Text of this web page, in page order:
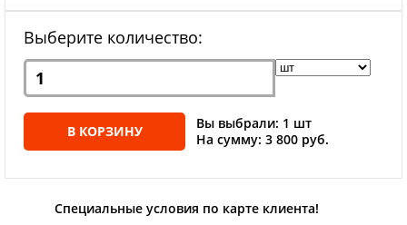
Выберите количество:
В КОРЗИНУ
Вы выбрали: 1 шт
На сумму: 3 800 руб.
Специальные условия по карте клиента!